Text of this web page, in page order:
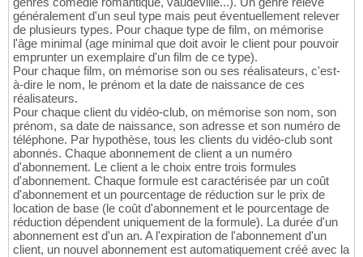
généralement d'un seul type mais peut éventuellement relever
de plusieurs types. Pour chaque type de film, on mémorise
l'âge minimal (age minimal que doit avoir le client pour pouvoir
emprunter un exemplaire d'un film de ce type).
Pour chaque film, on mémorise son ou ses réalisateurs, c'est-
à-dire le nom, le prénom et la date de naissance de ces
réalisateurs.
Pour chaque client du vidéo-club, on mémorise son nom, son
prénom, sa date de naissance, son adresse et son numéro de
téléphone. Par hypothèse, tous les clients du vidéo-club sont
abonnés. Chaque abonnement de client a un numéro
d'abonnement. Le client a le choix entre trois formules
d'abonnement. Chaque formule est caractérisée par un coût
d'abonnement et un pourcentage de réduction sur le prix de
location de base (le coût d'abonnement et le pourcentage de
réduction dépendent uniquement de la formule). La durée d'un
abonnement est d'un an. A l'expiration de l'abonnement d'un
client, un nouvel abonnement est automatiquement créé avec la